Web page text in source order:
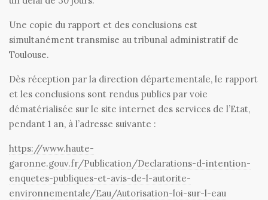
Une copie du rapport et des conclusions est
simultanément transmise au tribunal administratif de
Toulouse.
Dès réception par la direction départementale, le rapport
et les conclusions sont rendus publics par voie
dématérialisée sur le site internet des services de l’Etat,
pendant 1 an, à l’adresse suivante :
https://www.haute-
garonne.gouv.fr/Publication/Declarations-d-intention-
enquetes-publiques-et-avis-de-l-autorite-
environnementale/Eau/Autorisation-loi-sur-l-eau